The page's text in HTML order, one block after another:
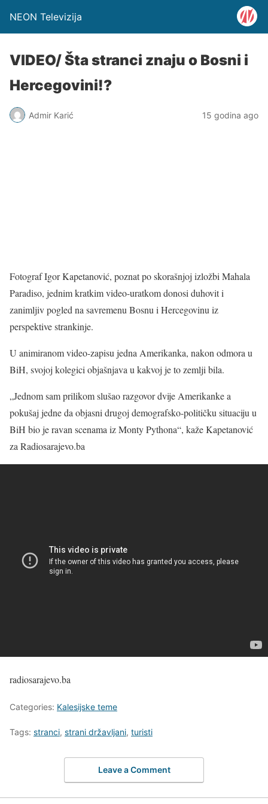
NEON Televizija
VIDEO/ Šta stranci znaju o Bosni i
Hercegovini!?
Admir Karić 15 godina ago
Fotograf Igor Kapetanović, poznat po skorašnjoj izložbi Mahala
Paradiso, jednim kratkim video-uratkom donosi duhovit i
zanimljiv pogled na savremenu Bosnu i Hercegovinu iz
perspektive strankinje.
U animiranom video-zapisu jedna Amerikanka, nakon odmora u
BiH, svojoj kolegici objašnjava u kakvoj je to zemlji bila.
„Jednom sam prilikom slušao razgovor dvije Amerikanke a
pokušaj jedne da objasni drugoj demografsko-političku situaciju u
BiH bio je ravan scenama iz Monty Pythona“, kaže Kapetanović
za Radiosarajevo.ba
radiosarajevo.ba
Categories: Kalesijske teme
Tags: stranci, strani državljani, turisti
Leave a Comment